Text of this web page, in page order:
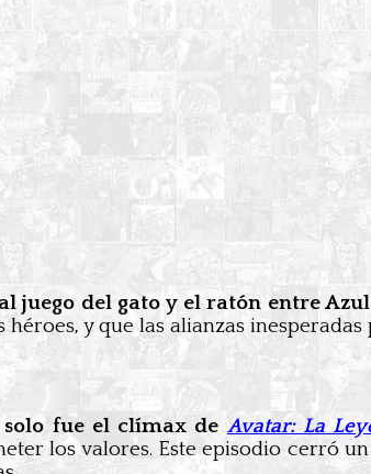
juego del gato y el ratón entre
y que las alianzas
fue el clímax deAvatar: La
los valores. Este episodio cerró